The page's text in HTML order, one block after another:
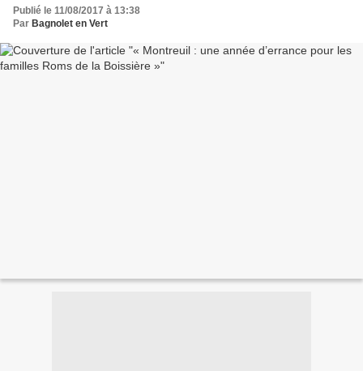
Publié le 11/08/2017 à 13:38
Par Bagnolet en Vert